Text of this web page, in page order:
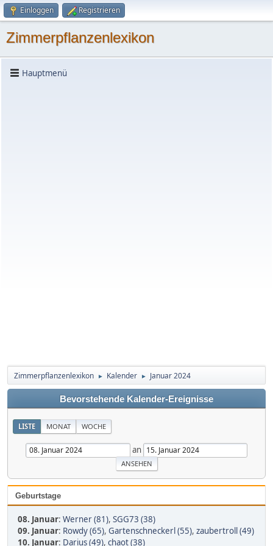
Einloggen Registrieren
Zimmerpflanzenlexikon
Hauptmenü
Zimmerpflanzenlexikon ► Kalender ► Januar 2024
Bevorstehende Kalender-Ereignisse
LISTE MONAT WOCHE
an
Geburtstage
08. Januar: Werner (81), SGG73 (38)
09. Januar: Rowdy (65), Gartenschneckerl (55), zaubertroll (49)
10. Januar: Darius (49), chaot (38)